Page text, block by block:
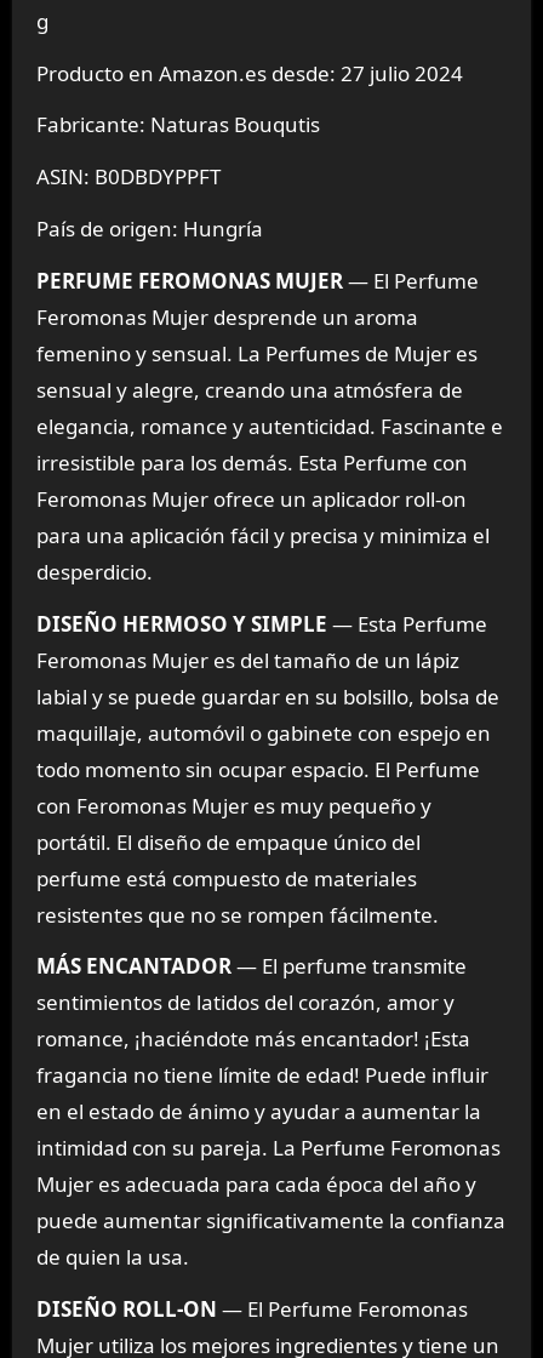
g
Producto en Amazon.es desde: 27 julio 2024
Fabricante: Naturas Bouqutis
ASIN: B0DBDYPPFT
País de origen: Hungría
PERFUME FEROMONAS MUJER— El Perfume
Feromonas Mujer desprende un aroma
femenino y sensual. La Perfumes de Mujer es
sensual y alegre, creando una atmósfera de
elegancia, romance y autenticidad. Fascinante e
irresistible para los demás. Esta Perfume con
Feromonas Mujer ofrece un aplicador roll-on
para una aplicación fácil y precisa y minimiza el
desperdicio.
DISEÑO HERMOSO Y SIMPLE — Esta Perfume
Feromonas Mujer es del tamaño de un lápiz
labial y se puede guardar en su bolsillo, bolsa de
maquillaje, automóvil o gabinete con espejo en
todo momento sin ocupar espacio. El Perfume
con Feromonas Mujer es muy pequeño y
portátil. El diseño de empaque único del
perfume está compuesto de materiales
resistentes que no se rompen fácilmente.
MÁS ENCANTADOR— El perfume transmite
sentimientos de latidos del corazón, amor y
romance, ¡haciéndote más encantador! ¡Esta
fragancia no tiene límite de edad! Puede influir
en el estado de ánimo y ayudar a aumentar la
intimidad con su pareja. La Perfume Feromonas
Mujer es adecuada para cada época del año y
puede aumentar significativamente la confianza
de quien la usa.
DISEÑO ROLL-ON — El Perfume Feromonas
Mujer utiliza los mejores ingredientes y tiene un